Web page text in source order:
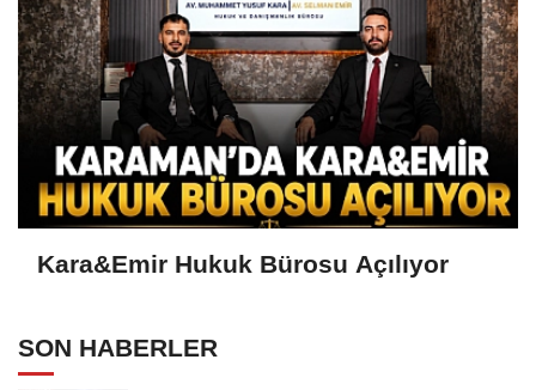
Kara&Emir Hukuk Bürosu Açılıyor
SON HABERLER